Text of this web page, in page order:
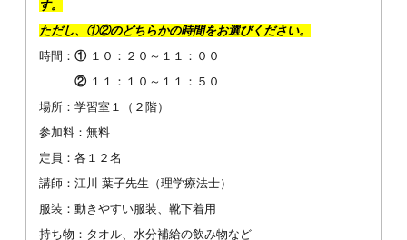
す。
ただし、①②のどちらかの時間をお選びください。
時間：① １０：２０～１１：００
② １１：１０～１１：５０
場所：学習室１（２階）
参加料：無料
定員：各１２名
講師：江川 葉子先生（理学療法士）
服装：動きやすい服装、靴下着用
持ち物：タオル、水分補給の飲み物など